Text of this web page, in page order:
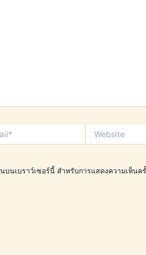
นเบราว์เซอร์นี้ สำหรับการแสดงความเห็นค